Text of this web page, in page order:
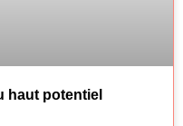
haut potentiel